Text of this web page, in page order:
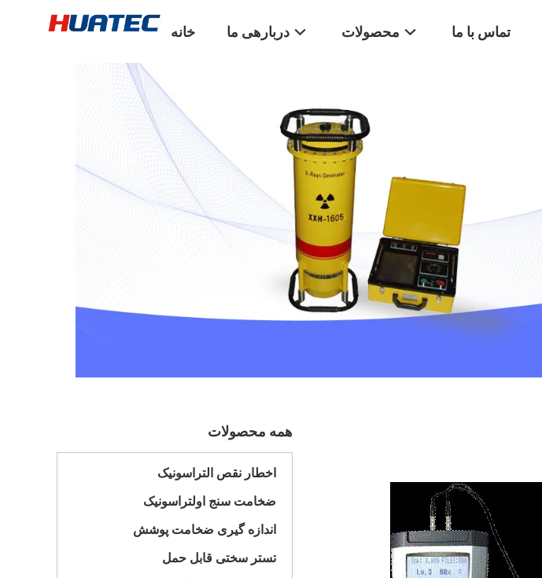
خانه دربارهی ما محصولات تماس با ما
همه محصولات
اخطار نقص التراسونیک
ضخامت سنج اولتراسونیک
اندازه گیری ضخامت پوشش
تستر سختی قابل حمل